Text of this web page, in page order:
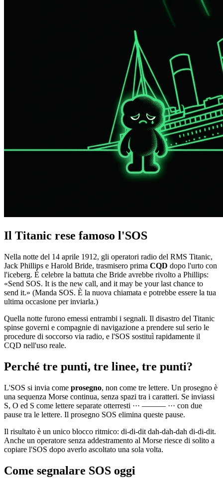
Il Titanic rese famoso l'SOS
Nella notte del 14 aprile 1912, gli operatori radio del RMS Titanic,
Jack Phillips e Harold Bride, trasmisero prima CQD dopo l'urto con
l'iceberg. È celebre la battuta che Bride avrebbe rivolto a Phillips:
«Send SOS. It is the new call, and it may be your last chance to
send it.» (Manda SOS. È la nuova chiamata e potrebbe essere la tua
ultima occasione per inviarla.)
Quella notte furono emessi entrambi i segnali. Il disastro del Titanic
spinse governi e compagnie di navigazione a prendere sul serio le
procedure di soccorso via radio, e l'SOS sostituì rapidamente il
CQD nell'uso reale.
Perché tre punti, tre linee, tre punti?
L'SOS si invia come prosegno, non come tre lettere. Un prosegno è
una sequenza Morse continua, senza spazi tra i caratteri. Se inviassi
S, O ed S come lettere separate otterresti ··· ——— ··· con due
pause tra le lettere. Il prosegno SOS elimina queste pause.
Il risultato è un unico blocco ritmico: di-di-dit dah-dah-dah di-di-dit.
Anche un operatore senza addestramento al Morse riesce di solito a
copiare l'SOS dopo averlo ascoltato una sola volta.
Come segnalare SOS oggi